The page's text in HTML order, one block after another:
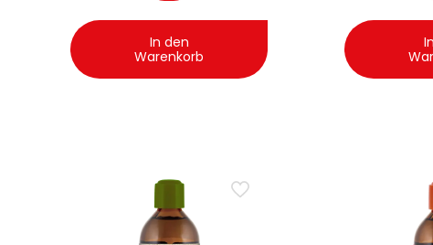
In den
Warenkorb